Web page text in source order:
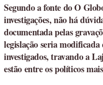
Segundo a fonte do O
investigações, não há
documentada pelas
legislação seria modificada
investigados, travando a
estão entre os políticos